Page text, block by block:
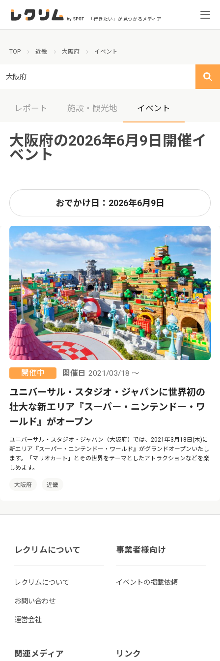
「行きたい」が見つかるメディア
TOP 近畿 大阪府 イベント
大阪府
レポート 施設・観光地 イベント
大阪府の2026年6月9日開催イ
ベント
おでかけ日：2026年6月9日
開催中 開催日 2021/03/18 ～
ユニバーサル・スタジオ・ジャパンに世界初の
壮大な新エリア『スーパー・ニンテンドー・ワ
ールド』がオープン
ユニバーサル・スタジオ・ジャパン（大阪府）では、2021年3月18日(木)に
新エリア『スーパー・ニンテンドー・ワールド』がグランドオープンいたし
ます。「マリオカート」とその世界をテーマとしたアトラクションなどを楽
しめます。
大阪府 近畿
レクリムについて
レクリムについて
お問い合わせ
運営会社
事業者様向け
イベントの掲載依頼
関連メディア リンク